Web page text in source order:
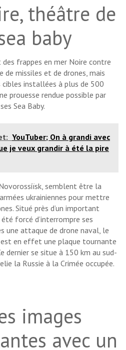
théâtre de
baby
des frappes en mer Noire contre
de missiles et de drones, mais
installées à plus de 500
prouesse rendue possible par
Sea Baby.
YouTuber; On à grandi avec
je veux grandir à été la pire
semblent être la
ukrainiennes pour mettre
Situé près d’un important
forcé d’interrompre ses
une attaque de drone naval, le
en effet une plaque tournante
dernier se situe à 150 km au sud-
la Russie à la Crimée occupée.
images
avec un